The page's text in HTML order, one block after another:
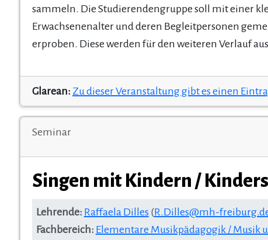
sammeln. Die Studierendengruppe soll mit einer
Erwachsenenalter und deren Begleitpersonen
erproben. Diese werden für den weiteren Verlauf
Glarean: Zu dieser Veranstaltung gibt es einen
Seminar
Singen mit Kindern /
Lehrende: Raffaela Dilles (R.Dilles@mh-
Fachbereich: Elementare Musikpädagogik / Musik